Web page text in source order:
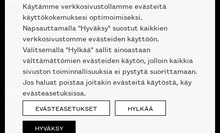
Tuotteet
Suunnittelupalvelu
Projektimyynti
Liike Helsingin keskustassa
Outlet
Poistuvat mallikappaleet
Käytämme verkkosivustollamme evästeitä
käyttökokemuksesi optimoimiseksi.
Napsauttamalla "Hyväksy" suostut kaikkien
verkkosivustomme evästeiden käyttöön.
Valitsemalla "Hylkää" sallit ainoastaan
välttämättömien evästeiden käytön, jolloin kaikkia
sivuston toiminnallisuuksia ei pystytä suorittamaan.
Jos haluat poistaa joitakin evästeitä käytöstä, käy
evästeasetuksissa.
EVÄSTEASETUKSET HYLKÄÄ
HYVÄKSY